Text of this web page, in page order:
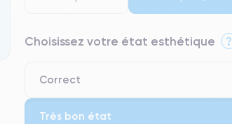
Choisissez votre état esthétique ?
Correct
Très bon état